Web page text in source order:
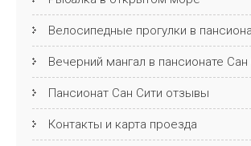
Велосипедные прогулки в
Вечерний мангал в пансионате Сан
Пансионат Cан Cити отзывы
Контакты и карта проезда